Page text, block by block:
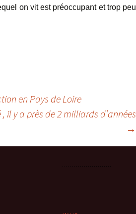
on vit est préoccupant et trop peu
en Pays de Loire
y a près de 2 milliards d’années
→